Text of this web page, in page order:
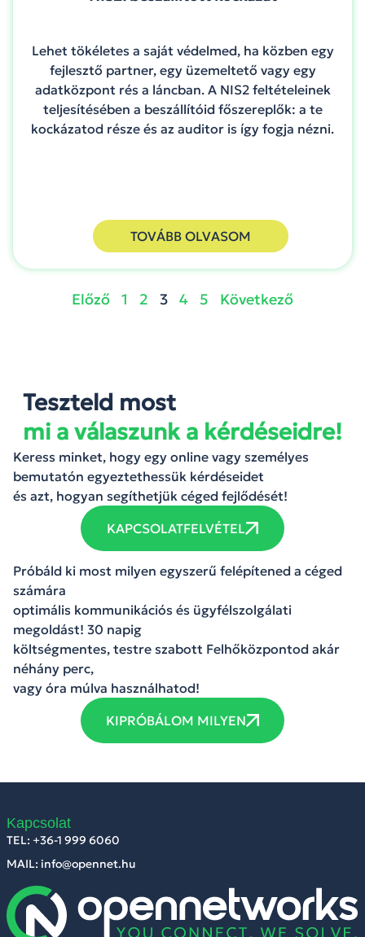
Lehet tökéletes a saját védelmed, ha közben egy
fejlesztő partner, egy üzemeltető vagy egy
adatközpont rés a láncban. A NIS2 feltételeinek
teljesítésében a beszállítóid főszereplők: a te
kockázatod része és az auditor is így fogja nézni.
TOVÁBB OLVASOM
Előző 1 2 3 4 5 Következő
Teszteld most
mi a válaszunk a kérdéseidre!
Keress minket, hogy egy online vagy személyes
bemutatón egyeztethessük kérdéseidet
és azt, hogyan segíthetjük céged fejlődését!
KAPCSOLATFELVÉTEL
Próbáld ki most milyen egyszerű felépítened a céged
számára
optimális kommunikációs és ügyfélszolgálati
megoldást! 30 napig
költségmentes, testre szabott Felhőközpontod akár
néhány perc,
vagy óra múlva használhatod!
KIPRÓBÁLOM MILYEN
Kapcsolat
TEL: +36-1 999 6060
MAIL: info@opennet.hu